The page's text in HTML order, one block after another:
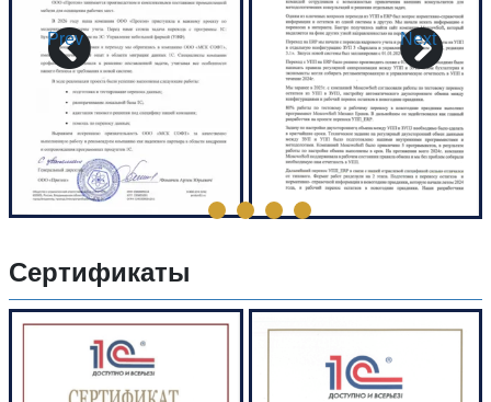
Prev Next
Сертификаты